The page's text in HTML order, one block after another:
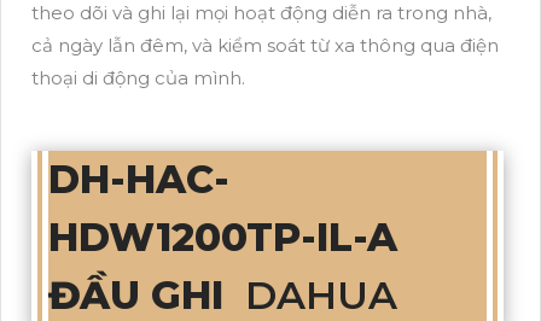
theo dõi và ghi lại mọi hoạt động diễn ra trong nhà,
cả ngày lẫn đêm, và kiểm soát từ xa thông qua điện
thoại di động của mình.
DH-HAC-
HDW1200TP-IL-A
ĐẦU GHI DAHUA